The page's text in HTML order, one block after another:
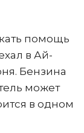
помощь
в Ай-
Бензина
может
в одном